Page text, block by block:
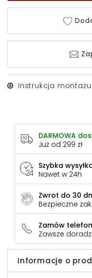
Instrukcja montażu
DARMOWA
Już od 299 zł
Szybka
Nawet w 24h
Zwrot do 30
Bezpieczne
Zamów
Zawsze
Informacje o